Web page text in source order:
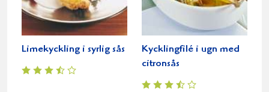
Limekyckling i syrlig sås
Kycklingfilé i ugn med
citronsås